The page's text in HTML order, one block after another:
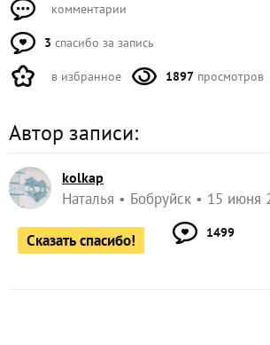
комментарии
3 спасибо за запись
в избранное 1897 просмотров
Автор записи:
kolkap
Наталья Бобруйск 15 июня
Сказать спасибо! 1499